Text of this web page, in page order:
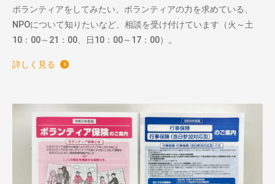
ボランティアをしてみたい、ボランティアの力を求めている、
NPOについて知りたいなど、相談を受け付けています（火～土
10：00～21：00、日10：00～17：00）。
詳しく見る